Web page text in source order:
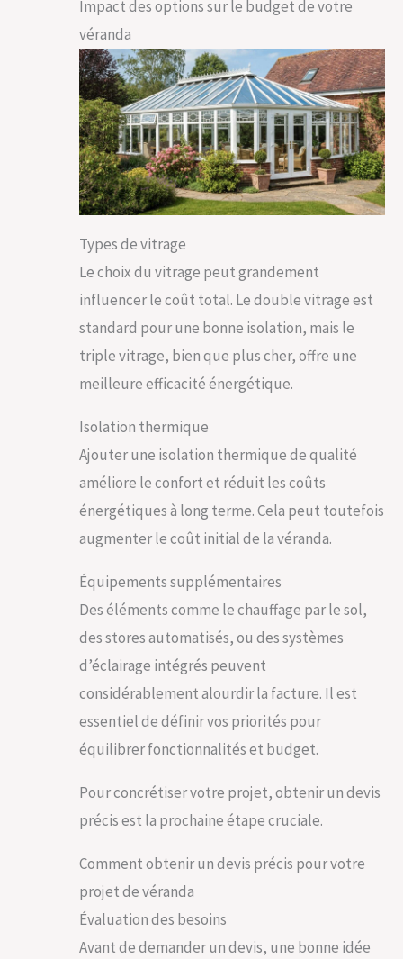
Impact des options sur le budget de votre
véranda
Types de vitrage
Le choix du vitrage peut grandement
influencer le coût total. Le double vitrage est
standard pour une bonne isolation, mais le
triple vitrage, bien que plus cher, offre une
meilleure efficacité énergétique.
Isolation thermique
Ajouter une isolation thermique de qualité
améliore le confort et réduit les coûts
énergétiques à long terme. Cela peut toutefois
augmenter le coût initial de la véranda.
Équipements supplémentaires
Des éléments comme le chauffage par le sol,
des stores automatisés, ou des systèmes
d’éclairage intégrés peuvent
considérablement alourdir la facture. Il est
essentiel de définir vos priorités pour
équilibrer fonctionnalités et budget.
Pour concrétiser votre projet, obtenir un devis
précis est la prochaine étape cruciale.
Comment obtenir un devis précis pour votre
projet de véranda
Évaluation des besoins
Avant de demander un devis, une bonne idée